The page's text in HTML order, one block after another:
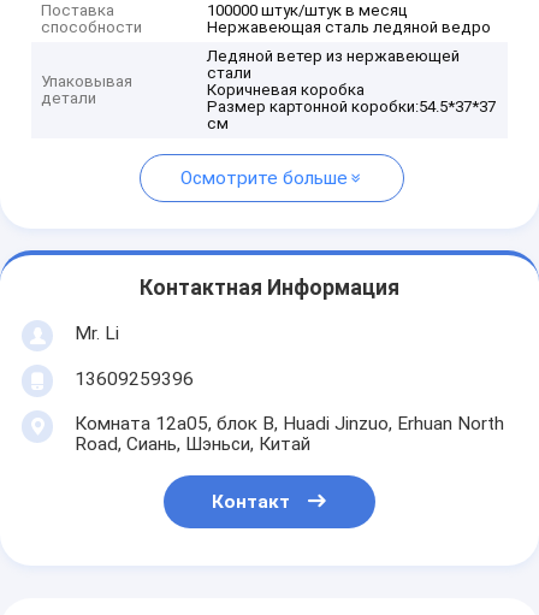
Поставка
способности
100000 штук/штук в месяц
Нержавеющая сталь ледяной ведро
Упаковывая
детали
Ледяной ветер из нержавеющей
стали
Коричневая коробка
Размер картонной коробки:54.5*37*37
см
Осмотрите больше
Контактная Информация
Mr. Li
13609259396
Комната 12a05, блок B, Huadi Jinzuo, Erhuan North
Road, Сиань, Шэньси, Китай
Контакт